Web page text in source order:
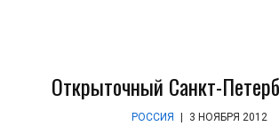
Открыточный Санкт-
РОССИЯ 3 НОЯБРЯ 2012